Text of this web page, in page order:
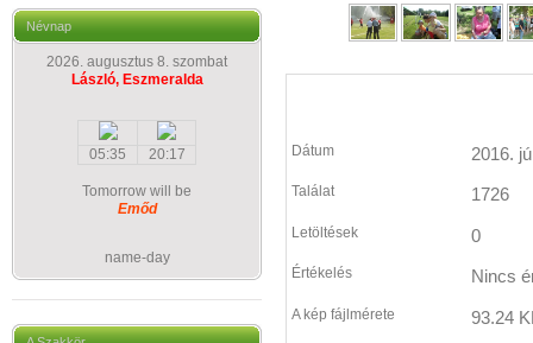
Névnap
2026. augusztus 8. szombat
László, Eszmeralda
05:35 20:17
Tomorrow will be
Emőd
name-day
Dátum 2016.
Találat 1726
Letöltések 0
Értékelés Nincs
A kép fájlmérete 93.24